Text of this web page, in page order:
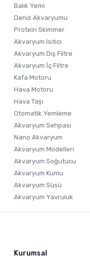
Ürün fiyatı
Bu ürüne
Balık Yemi
Deniz Akvaryumu
Protein Skimmer
Akvaryum Isıtıcı
Akvaryum Dış Filtre
Akvaryum İç Filtre
Kafa Motoru
Hava Motoru
Hava Taşı
Otomatik Yemleme
Akvaryum Sehpası
Nano Akvaryum
Akvaryum Modelleri
Akvaryum Soğutucu
Akvaryum Kumu
Akvaryum Süsü
Akvaryum Yavruluk
Kurumsal